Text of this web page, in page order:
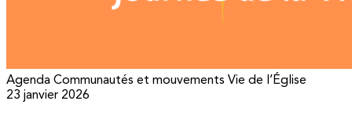
Agenda Communautés et mouvements Vie de l’Église
23 janvier 2026